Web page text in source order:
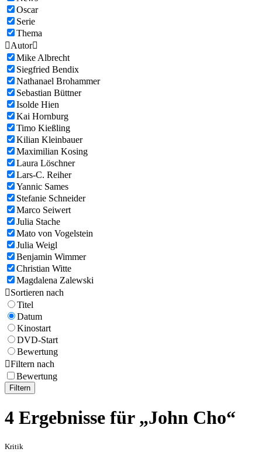
Oscar
Serie
Thema
Autor
Mike Albrecht
Siegfried Bendix
Nathanael Brohammer
Sebastian Büttner
Isolde Hien
Kai Hornburg
Timo Kießling
Kilian Kleinbauer
Maximilian Kosing
Laura Löschner
Lars-C. Reiher
Yannic Sames
Stefanie Schneider
Marco Seiwert
Julia Stache
Mato von Vogelstein
Julia Weigl
Benjamin Wimmer
Christian Witte
Magdalena Zalewski
Sortieren nach
Titel
Datum
Kinostart
DVD-Start
Bewertung
Filtern nach
Bewertung
Filtern
4 Ergebnisse für „John Cho“
Kritik